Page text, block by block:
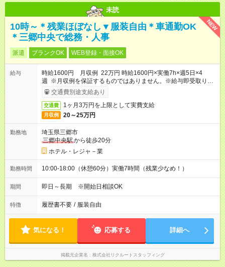
未読
NEW
10時～＊残業ほぼなし▼服装自由＊車通勤OK
＊三郷中央で総務・人事
派遣 ブランクOK WEB登録・面接OK
給与
時給1600円 月収例 22万円 時給1600円×実働7h×週5日×4
週 ※月収例を保証するものではありません。※給与即受取りサ
ービス利用可（利用条件有）
交通費別途支給あり
交通費 1ヶ月3万円を上限として実費支給
月収例 20～25万円
勤務地
埼玉県三郷市
三郷中央駅から徒歩20分
ホテル・レジャ－業
勤務時間 10:00-18:00（休憩60分）実働7時間（残業少なめ！）
期間 即日～長期 ※開始日相談OK
特徴 履歴書不要 / 服装自由
気になる！ 応募する 詳細へ
掲載元企業名 株式会社リクルートスタッフィング